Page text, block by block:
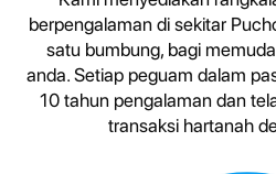
berpengalaman di sekitar
satu bumbung, bagi
anda. Setiap peguam dalam
10 tahun pengalaman dan
transaksi hartanah